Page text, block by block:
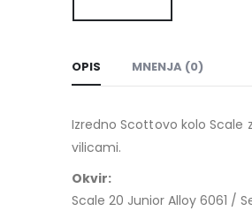
OPIS MNENJA (0)
Izredno Scottovo kolo
vilicami.
Okvir:
Scale 20 Junior Alloy 6061 /